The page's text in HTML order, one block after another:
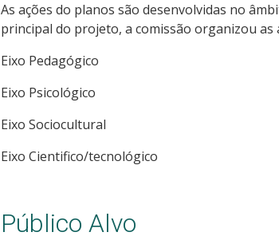
As ações do planos são desenvolvidas no
principal do projeto, a comissão organizou as
Eixo Pedagógico
Eixo Psicológico
Eixo Sociocultural
Eixo Cientifico/tecnológico
Público Alvo